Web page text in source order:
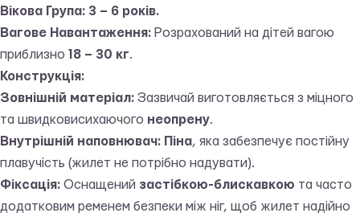
Вікова Група: 3 – 6 років.
Вагове Навантаження: Розрахований на дітей вагою
приблизно 18 – 30 кг.
Конструкція:
Зовнішній матеріал: Зазвичай виготовляється з міцного
та швидковисихаючого неопрену.
Внутрішній наповнювач: Піна, яка забезпечує постійну
плавучість (жилет не потрібно надувати).
Фіксація: Оснащений застібкою-блискавкою та часто
додатковим ременем безпеки між ніг, щоб жилет надійно